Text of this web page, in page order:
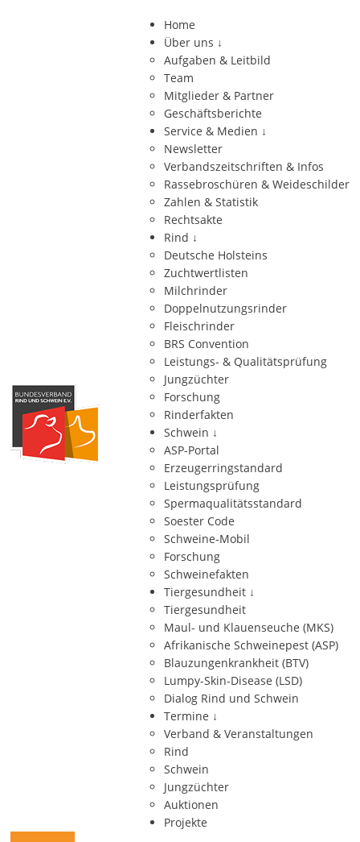
Home
Über uns ↓
Aufgaben & Leitbild
Team
Mitglieder & Partner
Geschäftsberichte
Service & Medien ↓
Newsletter
Verbandszeitschriften & Infos
Rassebroschüren & Weideschilder
Zahlen & Statistik
Rechtsakte
Rind ↓
Deutsche Holsteins
Zuchtwertlisten
Milchrinder
Doppelnutzungsrinder
Fleischrinder
BRS Convention
Leistungs- & Qualitätsprüfung
Jungzüchter
Forschung
Rinderfakten
Schwein ↓
ASP-Portal
Erzeugerringstandard
Leistungsprüfung
Spermaqualitätsstandard
Soester Code
Schweine-Mobil
Forschung
Schweinefakten
Tiergesundheit ↓
Tiergesundheit
Maul- und Klauenseuche (MKS)
Afrikanische Schweinepest (ASP)
Blauzungenkrankheit (BTV)
Lumpy-Skin-Disease (LSD)
Dialog Rind und Schwein
Termine ↓
Verband & Veranstaltungen
Rind
Schwein
Jungzüchter
Auktionen
Projekte